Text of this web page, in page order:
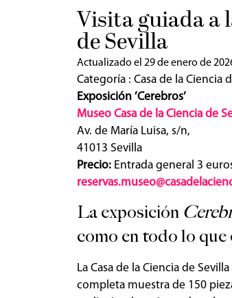
Visita guiada a
de Sevilla
Actualizado el 29 de enero de
Categoría : Casa de la Ciencia
Exposición ’Cerebros’
Museo Casa de la Ciencia de
Av. de María Luisa, s/n,
41013 Sevilla
Precio: Entrada general 3
La exposición
como en todo lo que
La Casa de la Ciencia de
completa muestra de 150